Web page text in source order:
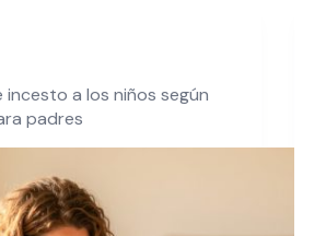
incesto a los niños según
padres